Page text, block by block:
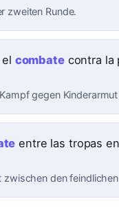
zweiten Runde.
combatecontra la
gegen Kinderarmut
entre las tropas
zwischen den